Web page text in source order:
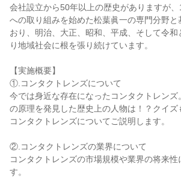
会社設立から50年以上の歴史がありますが
への取り組みを始めた松葉眞一の専門分野と
おり、明治、大正、昭和、平成、そして令和
り地域社会に根を張り続けています。
【実施概要】
①.コンタクトレンズについて
今では身近な存在になったコンタクトレン
の原理を発見した歴史上の人物は！？クイ
コンタクトレンズについてご説明します。
②.コンタクトレンズの業界について
コンタクトレンズの市場規模や業界の将来性
す。